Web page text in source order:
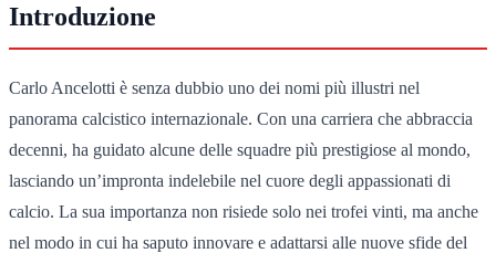
Introduzione
Carlo Ancelotti è senza dubbio uno dei nomi più illustri nel
panorama calcistico internazionale. Con una carriera che abbraccia
decenni, ha guidato alcune delle squadre più prestigiose al mondo,
lasciando un’impronta indelebile nel cuore degli appassionati di
calcio. La sua importanza non risiede solo nei trofei vinti, ma anche
nel modo in cui ha saputo innovare e adattarsi alle nuove sfide del